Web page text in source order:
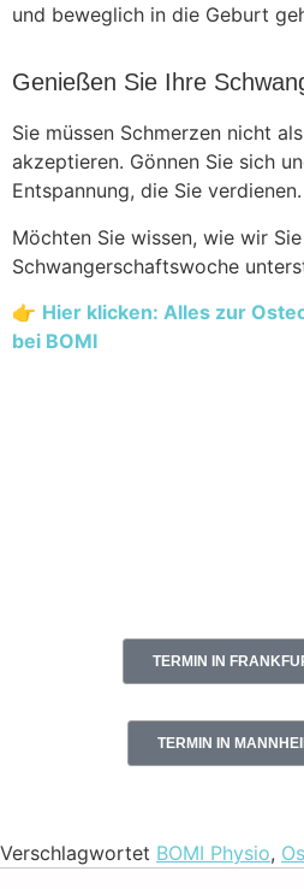
und beweglich in die Geburt
Genießen Sie Ihre
Sie müssen Schmerzen nicht
akzeptieren. Gönnen Sie sich
Entspannung, die Sie verdienen.
Möchten Sie wissen, wie wir
Schwangerschaftswoche
👉 Hier klicken: Alles zur
bei BOMI
TERMIN IN
TERMIN IN
Verschlagwortet BOMI Physio,